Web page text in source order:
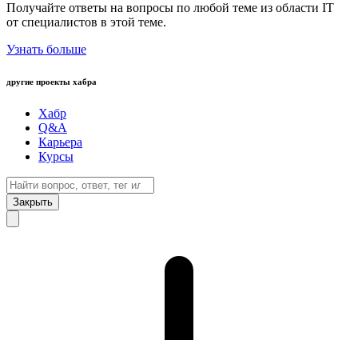
Получайте ответы на вопросы по любой теме из области IT
от специалистов в этой теме.
Узнать больше
другие проекты хабра
Хабр
Q&A
Карьера
Курсы
Закрыть